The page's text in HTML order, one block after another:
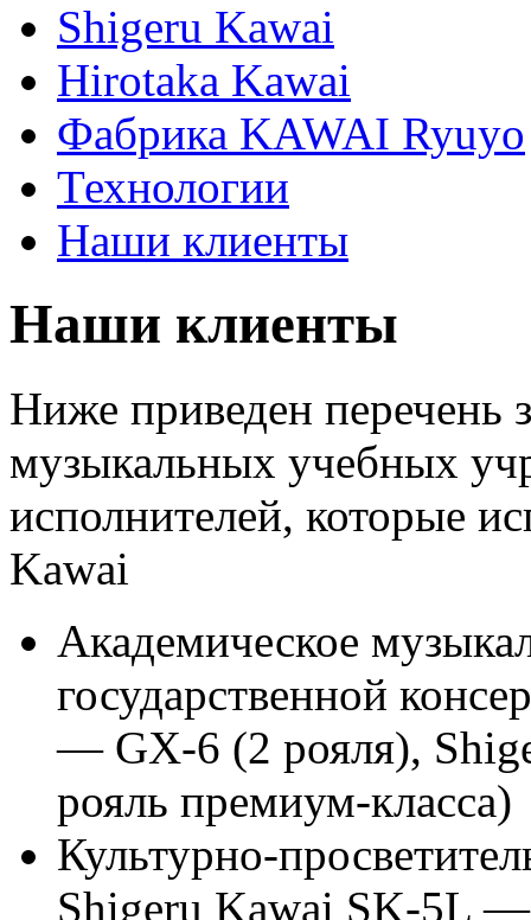
Shigeru Kawai
Hirotaka Kawai
Фабрика KAWAI Ryuyo
Технологии
Наши клиенты
Наши клиенты
Ниже приведен перечень
музыкальных учебных
исполнителей, которые
Kawai
Академическое
государственной
— GX-6 (2 рояля),
рояль премиум-класса)
Культурно-
Shigeru Kawai SK-5L